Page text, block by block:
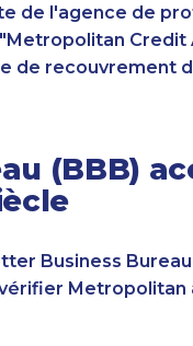
de l'agence de
Credit
de recouvrement
(BBB)
Business Bureau
Metropolitan